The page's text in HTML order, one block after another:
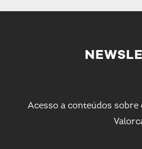
Acesso a conteúdos sobre